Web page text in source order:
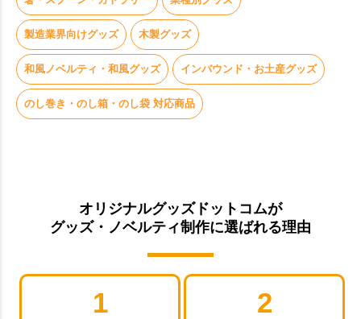
製造業界向けグッズ 木製グッズ
和風ノベルティ・和風グッズ インバウンド・お土産グッズ
のし巻き・のし箱・のし袋 対応商品
オリジナルグッズドットコムが
グッズ・ノベルティ制作に選ばれる理由
1 2